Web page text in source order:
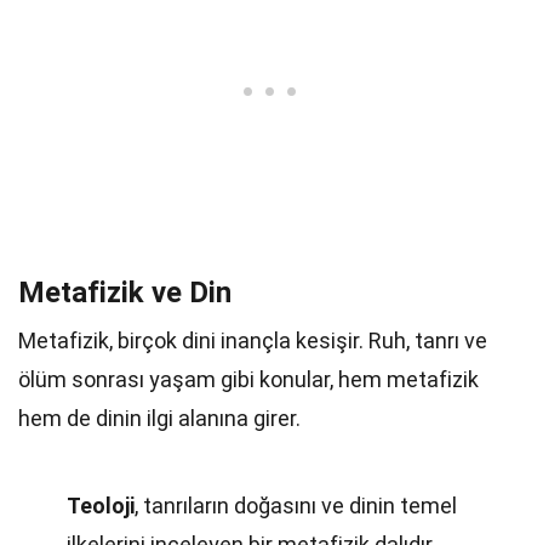
Metafizik ve Din
Metafizik, birçok dini inançla kesişir. Ruh, tanrı ve
ölüm sonrası yaşam gibi konular, hem metafizik
hem de dinin ilgi alanına girer.
Teoloji, tanrıların doğasını ve dinin temel